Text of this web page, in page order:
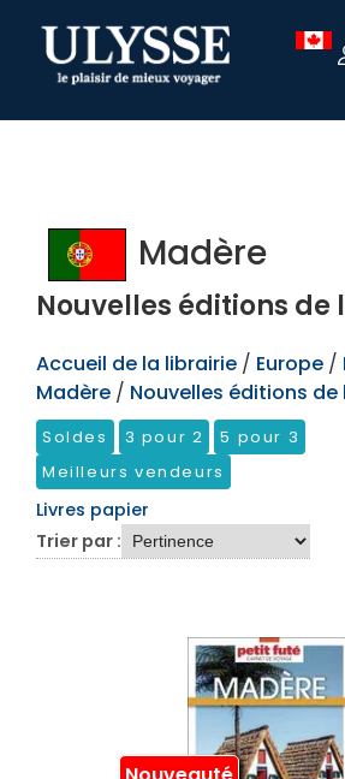
TEST
Madère
Nouvelles éditions de
Accueil de la librairie / Europe /
Madère / Nouvelles éditions de
Soldes 3 pour 2
5 pour 3
Meilleurs vendeurs
Livres papier
Trier par :